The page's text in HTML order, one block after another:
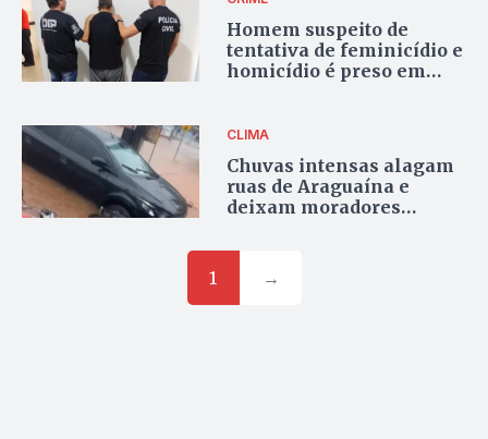
Homem suspeito de
tentativa de feminicídio e
homicídio é preso em
CLIMA
Chuvas intensas alagam
ruas de Araguaína e
deixam moradores
1 →